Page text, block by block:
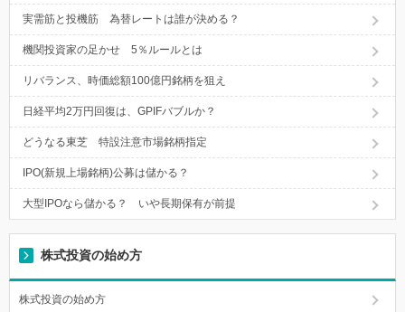
実需筋と投機筋 為替レートは誰が決める？
機関投資家の足かせ 5％ルールとは
リバランス、時価総額100億円銘柄を狙え
日経平均2万円回復は、GPIFバブルか？
どうなる東芝 特設注意市場銘柄指定
IPO(新規上場銘柄)公募は儲かる？
大型IPOなら儲かる？ いや長期保有が前提
株式投資の始め方
株式投資の始め方